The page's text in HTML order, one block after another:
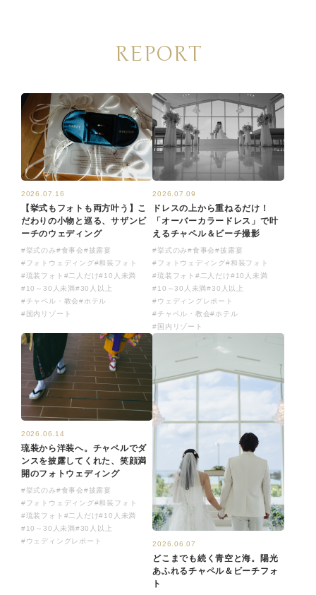
REPORT
2026.07.16
【挙式もフォトも両方叶う】こ
だわりの小物と巡る、サザンビ
ーチのウェディング
#挙式のみ#食事会#披露宴
#フォトウェディング#和装フォト
#琉装フォト #二人だけ#10人未満
#10～30人未満#30人以上
#チャペル・教会#ホテル
#国内リゾート
2026.07.09
ドレスの上から重ねるだけ！
「オーバーカラードレス」で叶
えるチャペル＆ビーチ撮影
#挙式のみ#食事会#披露宴
#フォトウェディング#和装フォト
#琉装フォト #二人だけ#10人未満
#10～30人未満#30人以上
#ウェディングレポート
#チャペル・教会#ホテル
#国内リゾート
2026.06.14
琉装から洋装へ。チャペルでダ
ンスを披露してくれた、笑顔満
開のフォトウェディング
#挙式のみ#食事会#披露宴
#フォトウェディング#和装フォト
#琉装フォト #二人だけ#10人未満
#10～30人未満 #30人以上
#ウェディングレポート
2026.06.07
どこまでも続く青空と海。陽光
あふれるチャペル＆ビーチフォ
ト